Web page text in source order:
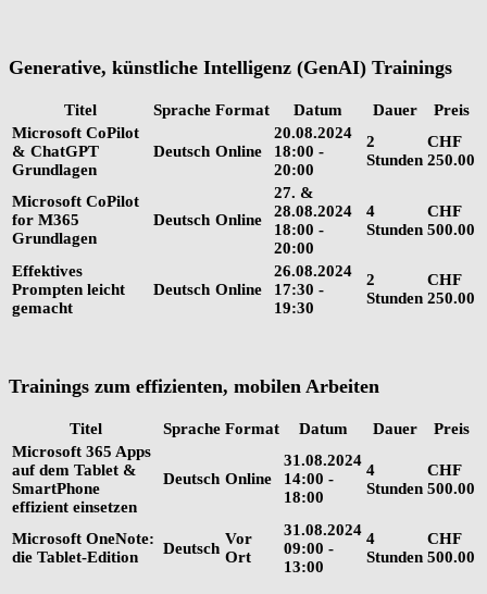
Generative, künstliche Intelligenz (GenAI) Trainings
Titel Sprache Format Datum Dauer
Preis
Microsoft CoPilot
& ChatGPT
Grundlagen
Deutsch Online
20.08.2024
18:00 -
20:00
2
Stunden
CHF
250.00
Microsoft CoPilot
for M365
Grundlagen
Deutsch Online
27. &
28.08.2024
18:00 -
20:00
4
Stunden
CHF
500.00
Effektives
Prompten leicht
gemacht
Deutsch Online
26.08.2024
17:30 -
19:30
2
Stunden
CHF
250.00
Trainings zum effizienten, mobilen Arbeiten
Titel Sprache Format Datum Dauer
Preis
Microsoft 365 Apps
auf dem Tablet &
SmartPhone
effizient einsetzen
Deutsch Online
31.08.2024
14:00 -
18:00
4
Stunden
CHF
500.00
Microsoft OneNote:
die Tablet-Edition
Deutsch
Vor
Ort
31.08.2024
09:00 -
13:00
4
Stunden
CHF
500.00